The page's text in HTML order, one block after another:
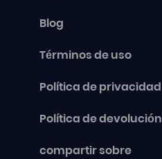
Blog
Términos de uso
Política de privacidad
Política de devolución
compartir sobre